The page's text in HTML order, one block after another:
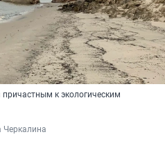
к экологическим